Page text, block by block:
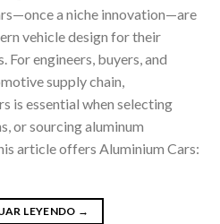
a niche innovation—are
vehicle design for their
engineers, buyers, and
supply chain,
is essential when selecting
or sourcing aluminum
article offers Aluminium Cars:
LEYENDO →